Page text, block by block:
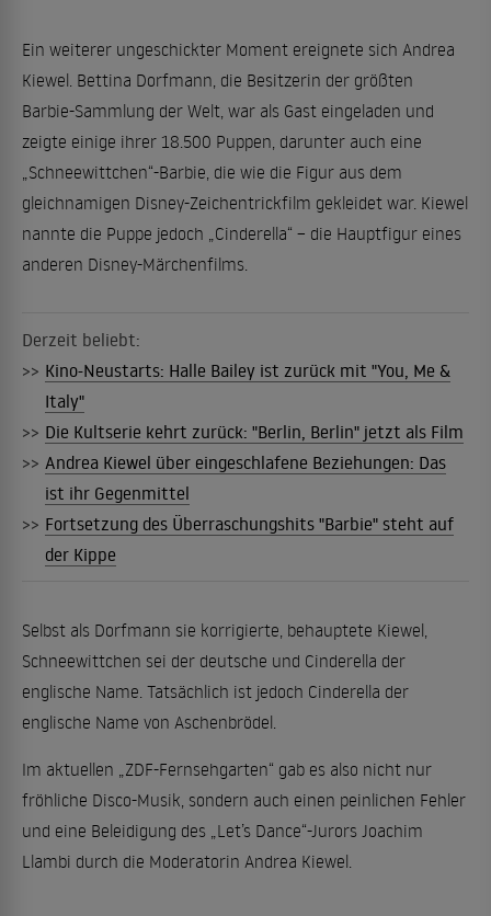
Ein weiterer ungeschickter Moment ereignete sich Andrea
Kiewel. Bettina Dorfmann, die Besitzerin der größten
Barbie-Sammlung der Welt, war als Gast eingeladen und
zeigte einige ihrer 18.500 Puppen, darunter auch eine
„Schneewittchen“-Barbie, die wie die Figur aus dem
gleichnamigen Disney-Zeichentrickfilm gekleidet war. Kiewel
nannte die Puppe jedoch „Cinderella“ – die Hauptfigur eines
anderen Disney-Märchenfilms.
Derzeit beliebt:
>> Kino-Neustarts: Halle Bailey ist zurück mit "You, Me &
Italy"
>> Die Kultserie kehrt zurück: "Berlin, Berlin" jetzt als Film
>> Andrea Kiewel über eingeschlafene Beziehungen: Das
ist ihr Gegenmittel
>> Fortsetzung des Überraschungshits "Barbie" steht auf
der Kippe
Selbst als Dorfmann sie korrigierte, behauptete Kiewel,
Schneewittchen sei der deutsche und Cinderella der
englische Name. Tatsächlich ist jedoch Cinderella der
englische Name von Aschenbrödel.
Im aktuellen „ZDF-Fernsehgarten“ gab es also nicht nur
fröhliche Disco-Musik, sondern auch einen peinlichen Fehler
und eine Beleidigung des „Let’s Dance“-Jurors Joachim
Llambi durch die Moderatorin Andrea Kiewel.